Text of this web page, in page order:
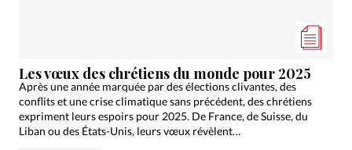
Les vœux des chrétiens du monde pour 2025
Après une année marquée par des élections clivantes, des
conflits et une crise climatique sans précédent, des chrétiens
expriment leurs espoirs pour 2025. De France, de Suisse, du
Liban ou des États-Unis, leurs vœux révèlent…